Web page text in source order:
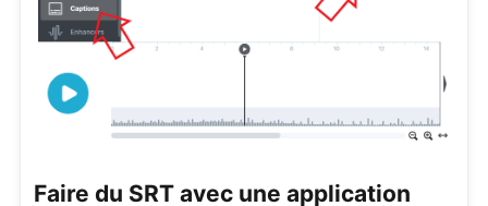
Faire du SRT avec une application